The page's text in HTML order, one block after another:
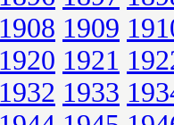
1908 1909
1920 1921
1932 1933